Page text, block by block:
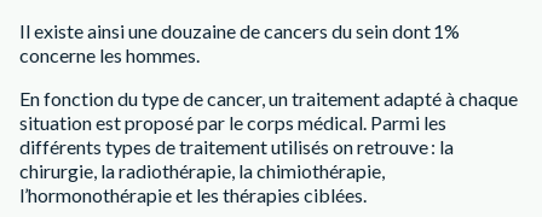
Il existe ainsi une douzaine de cancers du sein dont 1%
concerne les hommes.
En fonction du type de cancer, un traitement adapté à chaque
situation est proposé par le corps médical. Parmi les
différents types de traitement utilisés on retrouve : la
chirurgie, la radiothérapie, la chimiothérapie,
l’hormonothérapie et les thérapies ciblées.